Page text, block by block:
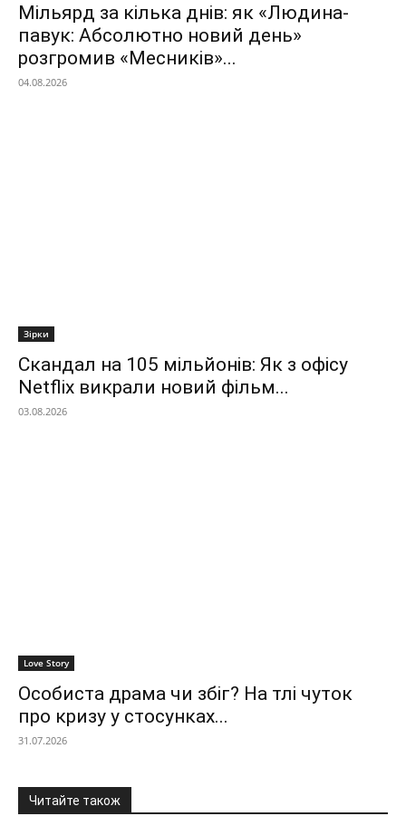
Мільярд за кілька днів: як «Людина-
павук: Абсолютно новий день»
розгромив «Месників»...
04.08.2026
Зірки
Скандал на 105 мільйонів: Як з офісу
Netflix викрали новий фільм...
03.08.2026
Love Story
Особиста драма чи збіг? На тлі чуток
про кризу у стосунках...
31.07.2026
Читайте також